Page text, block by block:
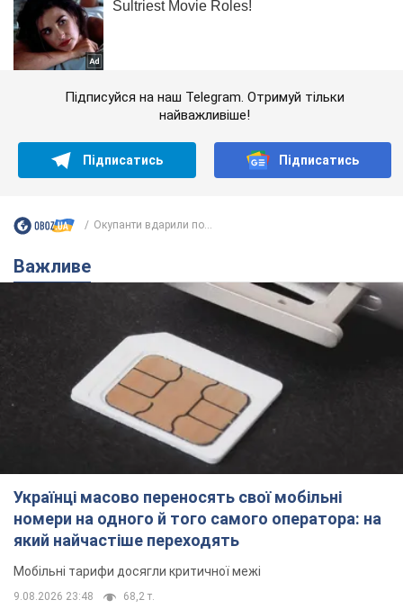
Підписуйся на наш Telegram. Отримуй тільки
найважливіше!
Підписатись Підписатись
Окупанти вдарили по...
Важливе
Українці масово переносять свої мобільні
номери на одного й того самого оператора: на
який найчастіше переходять
Мобільні тарифи досягли критичної межі
9.08.2026 23:48 68,2 т.